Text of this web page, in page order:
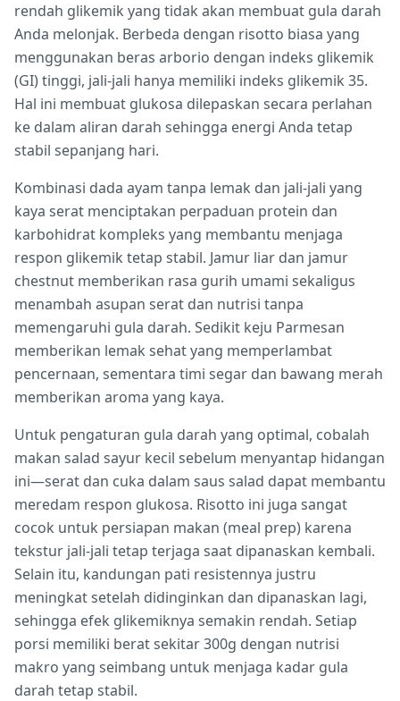
rendah glikemik yang tidak akan membuat gula darah
Anda melonjak. Berbeda dengan risotto biasa yang
menggunakan beras arborio dengan indeks glikemik
(GI) tinggi, jali-jali hanya memiliki indeks glikemik 35.
Hal ini membuat glukosa dilepaskan secara perlahan
ke dalam aliran darah sehingga energi Anda tetap
stabil sepanjang hari.
Kombinasi dada ayam tanpa lemak dan jali-jali yang
kaya serat menciptakan perpaduan protein dan
karbohidrat kompleks yang membantu menjaga
respon glikemik tetap stabil. Jamur liar dan jamur
chestnut memberikan rasa gurih umami sekaligus
menambah asupan serat dan nutrisi tanpa
memengaruhi gula darah. Sedikit keju Parmesan
memberikan lemak sehat yang memperlambat
pencernaan, sementara timi segar dan bawang merah
memberikan aroma yang kaya.
Untuk pengaturan gula darah yang optimal, cobalah
makan salad sayur kecil sebelum menyantap hidangan
ini—serat dan cuka dalam saus salad dapat membantu
meredam respon glukosa. Risotto ini juga sangat
cocok untuk persiapan makan (meal prep) karena
tekstur jali-jali tetap terjaga saat dipanaskan kembali.
Selain itu, kandungan pati resistennya justru
meningkat setelah didinginkan dan dipanaskan lagi,
sehingga efek glikemiknya semakin rendah. Setiap
porsi memiliki berat sekitar 300g dengan nutrisi
makro yang seimbang untuk menjaga kadar gula
darah tetap stabil.